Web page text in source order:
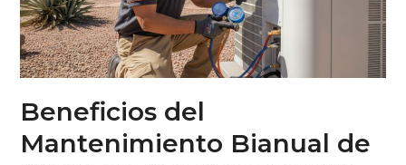
Beneficios del
Mantenimiento Bianual de